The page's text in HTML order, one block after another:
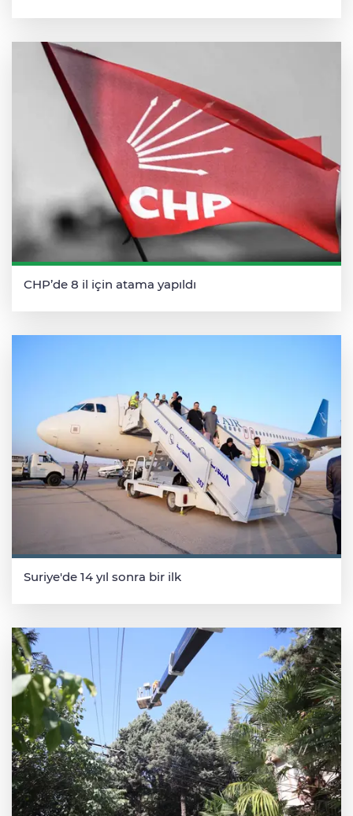
CHP’de 8 il için atama yapıldı
Suriye'de 14 yıl sonra bir ilk